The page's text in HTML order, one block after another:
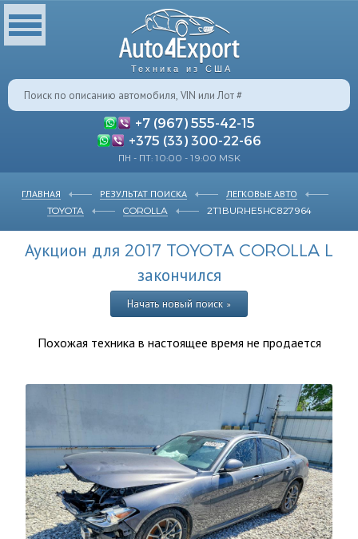
Техника из США
+7 (967) 555-42-15
+375 (33) 300-22-66
ПН - ПТ: 10:00 - 19:00 MSK
ГЛАВНАЯ РЕЗУЛЬТАТ ПОИСКА
ЛЕГКОВЫЕ АВТО
TOYOTA
COROLLA 2T1BURHE5HC827964
Аукцион для 2017 TOYOTA COROLLA L
закончился
Начать новый поиск »
Похожая техника в настоящее время не продается